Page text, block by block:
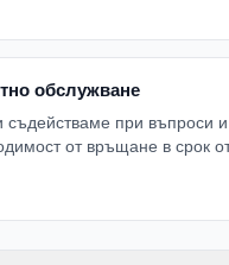
обслужване
съдействаме при въпроси
от връщане в срок